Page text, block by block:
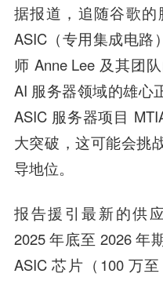
据报道，追随谷歌的
ASIC（专用集成电路
师 Anne Lee 及其团
AI 服务器领域的雄心
ASIC 服务器项目
大突破，这可能会挑
导地位。
报告援引最新的供
2025 年底至 2026 年
ASIC 芯片（100 万